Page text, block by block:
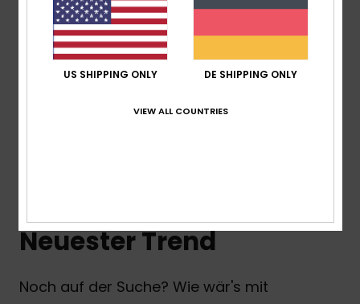
Mehr erfahren
Neuester Trend
Noch auf der Suche? Wie wär's mit
US SHIPPING ONLY DE SHIPPING ONLY
VIEW ALL COUNTRIES